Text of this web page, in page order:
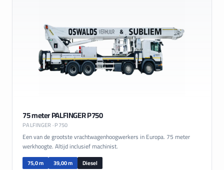
75 meter PALFINGER P750
PALFINGER · P750
Een van de grootste vrachtwagenhoogwerkers in Europa. 75 meter
werkhoogte. Altijd inclusief machinist.
75,0 m 39,00 m Diesel